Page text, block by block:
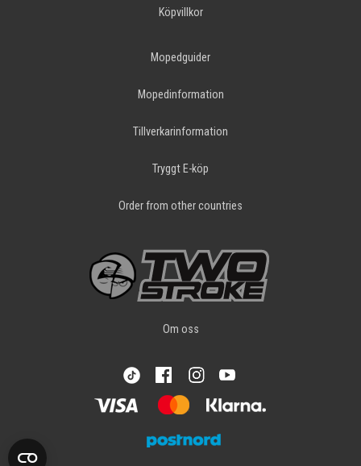
Köpvillkor
Mopedguider
Mopedinformation
Tillverkarinformation
Tryggt E-köp
Order from other countries
Om oss